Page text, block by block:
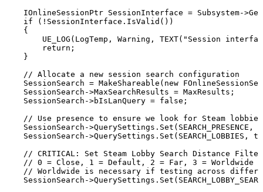
IOnlineSessionPtr SessionInterface = Subsystem-
    if (!SessionInterface.IsValid())
    {
UE_LOG(LogTemp, Warning, TEXT("Session
        return;
    }
    // Allocate a new session search configuration
SessionSearch = MakeShareable(new
    SessionSearch->MaxSearchResults = MaxResults;
    SessionSearch->bIsLanQuery = false;
// Use presence to ensure we look for Steam
SessionSearch->QuerySettings.Set(SEARCH_PRESENCE,
SessionSearch->QuerySettings.Set(SEARCH_LOBBIES,
    // CRITICAL: Set Steam Lobby Search Distance Filter
    // 0 = Close, 1 = Default, 2 = Far, 3 = Worldwide
// Worldwide is necessary if testing across
SessionSearch-